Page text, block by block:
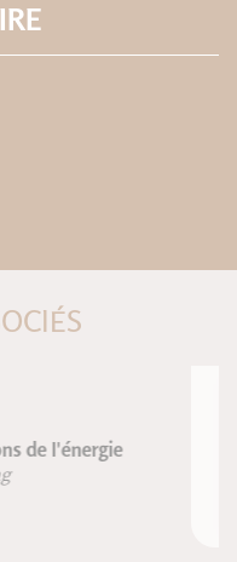
traditionnel
Bastide